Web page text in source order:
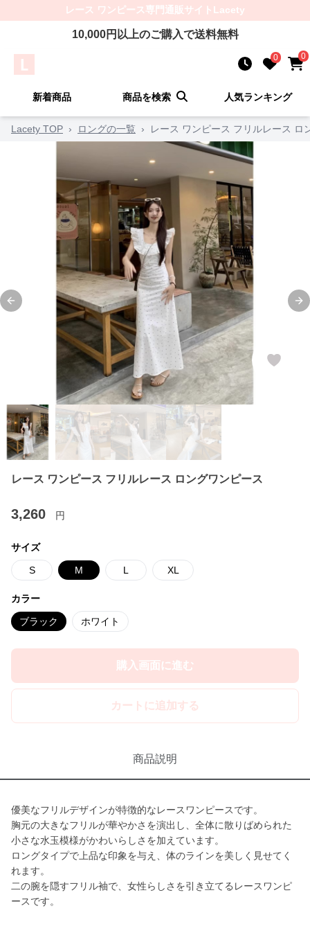
レース ワンピース専門通販サイト Lacety
10,000円以上のご購入で送料無料
0 0
新着商品 商品を検索 人気ランキング
Lacety TOP › ロングの一覧 › レース ワンピース フリルレース ロ
Previous slide
レース ワンピース フリルレース ロングワンピース
3,260 円
サイズ
S M L XL
カラー
ブラック ホワイト
購入画面に進む
カートに追加する
商品説明
優美なフリルデザインが特徴的なレースワンピースです。
胸元の大きなフリルが華やかさを演出し、全体に散りばめられた
小さな水玉模様がかわいらしさを加えています。
ロングタイプで上品な印象を与え、体のラインを美しく見せてく
れます。
二の腕を隠すフリル袖で、女性らしさを引き立てるレースワンピ
ースです。